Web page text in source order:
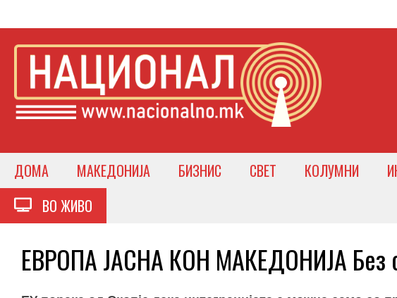
ДОМА МАКЕДОНИЈА БИЗНИС СВЕТ КОЛУМНИ
ВО ЖИВО
ЕВРОПА ЈАСНА КОН МАКЕДОНИЈА Без